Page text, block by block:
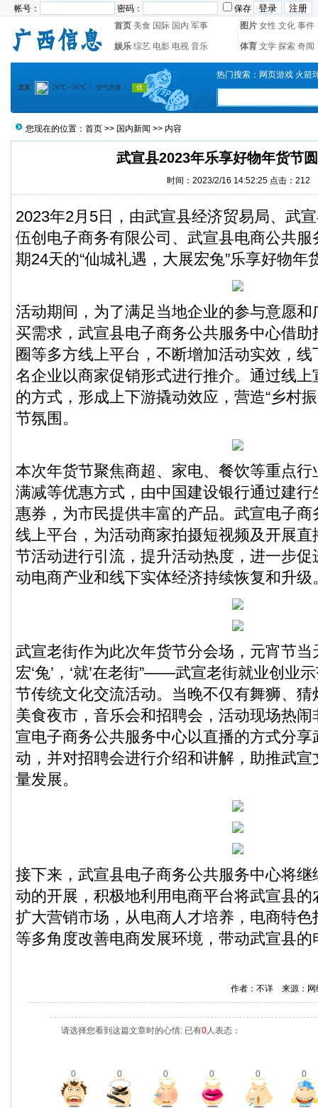
帐号： 密码：
保存
首页 美食 国际 国内 军事 图片 女性 文化 事件
娱乐 综艺 电影 电视 音乐 体育 文学 探索 奇闻
热门搜索： 网页游戏 火箭
您现在的位置： 首页 >> 国内新闻 >> 内容
武宣县2023年乐享好物年货节
时间：2023/2/16 14:52:25 点击： 212
2023年2月5日，由武宣县经济贸易局、武
伍创电子商务有限公司、武宣县电商公共
期24天的“仙城礼遇，大展宏兔”乐享好物年
活动期间，为了满足当地企业的参与意愿
买需求，武宣县电子商务公共服务中心借
圈等多方线上平台，不断增加活动实效，
名企业以商家促销形式进行推介。通过线
的方式，形成上下游撬动效应，营造“乡村
节氛围。
本次年货节聚焦商超、家电、餐饮等重点
满减等优惠方式，由中国建设银行通过建
惠券，为市民提供丰富的产品。武宣电子
线上平台，为活动商家拍摄短视频及开展
节活动进行引流，提升活动热度，进一步
动电商产业和线下实体经济持续恢复和升级
武宣老街作为此次年货节分会场，元宵节当
宏‘兔’，‘就’在老街”——武宣老街就业创业
节传统文化交流活动。当晚不仅有舞狮、
美食夜市，音乐会和招聘会，活动现场热
宣电子商务公共服务中心以直播的方式分
动，并对招聘会进行介绍和讲解，助推武
量发展。
接下来，武宣县电子商务公共服务中心将
动的开展，积极地利用电商平台将武宣县
扩大营销市场，从电商人才培养，电商特
等多角度改善电商发展环境，带动武宣县的
作者：不详 来源：
请选择您看到这篇文章时的心情: 已有0人表态：
0 0 0 0 0 0